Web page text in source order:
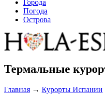
Города
Погода
Острова
Термальные
Главная → Курорты Испании